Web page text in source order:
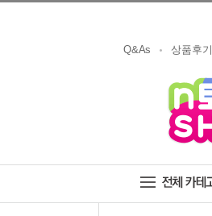
Q&As 상품후기